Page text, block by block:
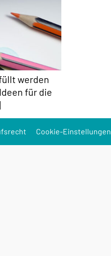
werden
für die
Cookie-Einstellungen